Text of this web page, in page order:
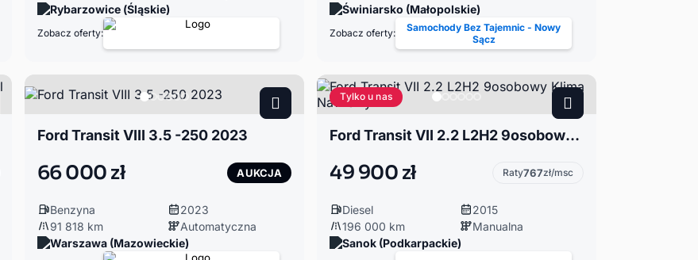
Rybarzowice (Śląskie)
Zobacz oferty:
Świniarsko (Małopolskie)
Zobacz oferty:
Samochody Bez Tajemnic - Nowy
Sącz
Ford Transit VIII 3.5 -250 2023
66 000 zł AUKCJA
Benzyna
2023
91 818 km
Automatyczna
Warszawa (Mazowieckie)
Tylko u nas
Ford Transit VII 2.2 L2H2 9osobowy Klima Nawiewy
49 900 zł Raty767zł/msc
Diesel
2015
196 000 km
Manualna
Sanok (Podkarpackie)